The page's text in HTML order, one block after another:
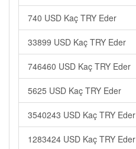
740 USD Kaç TRY Eder
33899 USD Kaç TRY Eder
746460 USD Kaç TRY Eder
5625 USD Kaç TRY Eder
3540243 USD Kaç TRY Eder
1283424 USD Kaç TRY Eder